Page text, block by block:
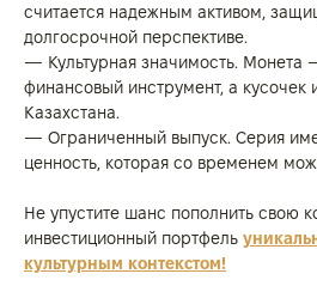
считается надежным активом,
долгосрочной перспективе.
— Культурная значимость. Монета
финансовый инструмент, а кусочек
Казахстана.
— Ограниченный выпуск. Серия
ценность, которая со временем
Не упустите шанс пополнить свою
инвестиционный портфель
культурным контекстом!